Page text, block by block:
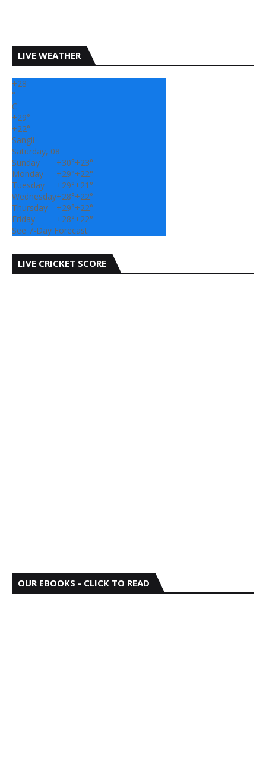
LIVE WEATHER
+28
°
C
+29°
+22°
Sangli
Saturday, 08
Sunday
+30°+23°
Monday
+29°+22°
Tuesday
+29°+21°
Wednesday+28°+22°
Thursday
+29°+22°
Friday
+28°+22°
See 7-Day Forecast
LIVE CRICKET SCORE
OUR EBOOKS - CLICK TO READ